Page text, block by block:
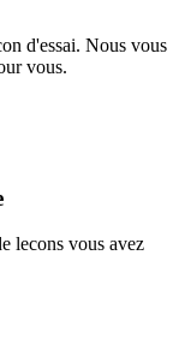
d'essai. Nous vous
vous.
lecons vous avez